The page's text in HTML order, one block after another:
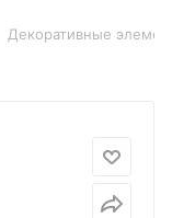
Декоративные